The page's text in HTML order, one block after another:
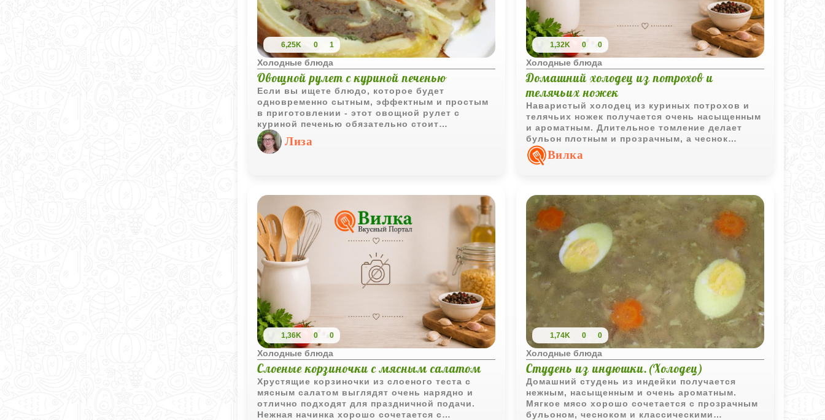
6,25K 0 1
Холодные блюда
Овощной рулет с куриной печенью
Если вы ищете блюдо, которое будет
одновременно сытным, эффектным и простым
в приготовлении - этот овощной рулет с
куриной печенью обязательно стоит
попробовать. Он объединяет в себе сочные
овощи, нежную печёночную начинку и
золотистую корочку из кляра.
Лиза
1,32K 0 0
Холодные блюда
Домашний холодец из потрохов и
телячьих ножек
Наваристый холодец из куриных потрохов и
телячьих ножек получается очень насыщенным
и ароматным. Длительное томление делает
бульон плотным и прозрачным, а чеснок
добавляет блюду выразительный домашний
вкус.Вилка
1,36K 0 0
Холодные блюда
Слоеные корзиночки с мясным салатом
Хрустящие корзиночки из слоеного теста с
мясным салатом выглядят очень нарядно и
отлично подходят для праздничной подачи.
Нежная начинка хорошо сочетается с
1,74K 0 0
Холодные блюда
Студень из индюшки.(Холодец)
Домашний студень из индейки получается
нежным, насыщенным и очень ароматным.
Мягкое мясо хорошо сочетается с прозрачным
бульоном, чесноком и классическими